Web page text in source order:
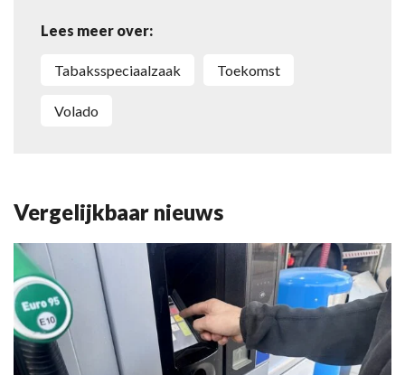
Lees meer over:
Tabaksspeciaalzaak Toekomst
Volado
Vergelijkbaar nieuws